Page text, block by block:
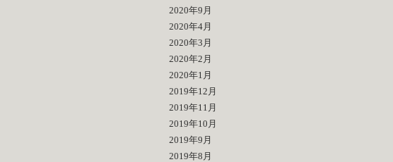
2020年9月
2020年4月
2020年3月
2020年2月
2020年1月
2019年12月
2019年11月
2019年10月
2019年9月
2019年8月